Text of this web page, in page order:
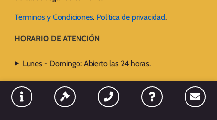
Términos y Condiciones. Política de privacidad.
HORARIO DE ATENCIÓN
Lunes - Domingo: Abierto las 24 horas.
UBICACIONES